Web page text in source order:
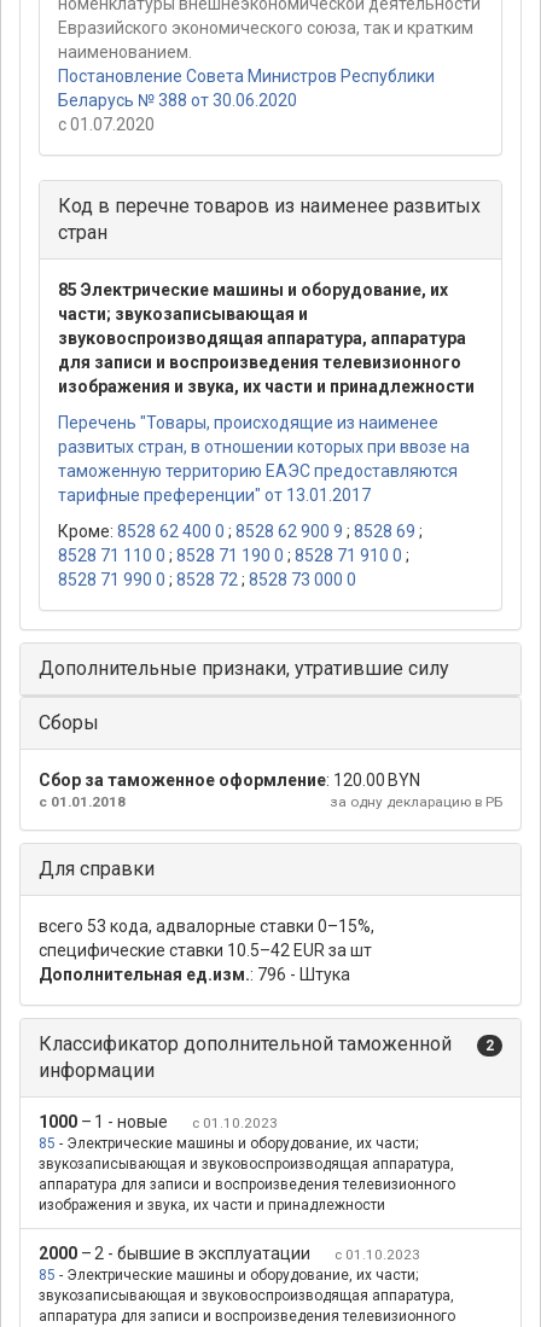
Евразийского экономического союза, так и кратким
наименованием.
Постановление Совета Министров Республики
Беларусь № 388 от 30.06.2020
с 01.07.2020
Код в перечне товаров из наименее развитых
стран
85 Электрические машины и оборудование, их
части; звукозаписывающая и
звуковоспроизводящая аппаратура, аппаратура
для записи и воспроизведения телевизионного
изображения и звука, их части и принадлежности
Перечень "Товары, происходящие из наименее
развитых стран, в отношении которых при ввозе на
таможенную территорию ЕАЭС предоставляются
тарифные преференции" от 13.01.2017
Кроме: 8528 62 400 0 ; 8528 62 900 9 ; 8528 69 ;
8528 71 110 0 ; 8528 71 190 0 ; 8528 71 910 0 ;
8528 71 990 0 ; 8528 72 ; 8528 73 000 0
Дополнительные признаки, утратившие силу
Сборы
Сбор за таможенное оформление: 120.00 BYN
за одну декларацию в РБ
с 01.01.2018
Для справки
всего 53 кода, адвалорные ставки 0–15%,
специфические ставки 10.5–42 EUR за шт
Дополнительная ед.изм.: 796 - Штука
Классификатор дополнительной таможенной
информации
2
1000 – 1 - новые
с 01.10.2023
85 - Электрические машины и оборудование, их части;
звукозаписывающая и звуковоспроизводящая аппаратура,
аппаратура для записи и воспроизведения телевизионного
изображения и звука, их части и принадлежности
2000 – 2 - бывшие в эксплуатации
с 01.10.2023
85 - Электрические машины и оборудование, их части;
звукозаписывающая и звуковоспроизводящая аппаратура,
аппаратура для записи и воспроизведения телевизионного